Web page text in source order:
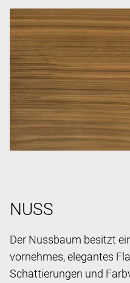
NUSS
Der Nussbaum besitzt
vornehmes, elegantes
Schattierungen und